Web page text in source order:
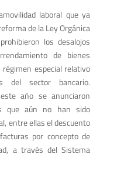
laboral que ya
de la Ley Orgánica
los desalojos
de bienes
especial relativo
del sector bancario.
año se anunciaron
que aún no han sido
entre ellas el descuento
por concepto de
a través del Sistema